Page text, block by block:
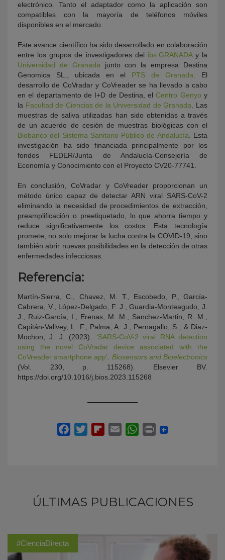
electrónico. Tanto el adaptador como la aplicación son
compatibles con la mayoría de teléfonos móviles
disponibles en el mercado.
Este avance científico ha sido desarrollado en colaboración
entre los grupos de investigadores del ibs.GRANADAy la
Universidad de Granadajunto con la empresa Destina
Genomica SL., ubicada en el PTS de Granada. El
desarrollo de CoVradar y CoVreader se ha llevado a cabo
en el departamento de I+D de Destina, elCentro Genyo y
la Facultad de Ciencias de la Universidad de Granada. Las
muestras de saliva utilizadas han sido obtenidas a través
de un acuerdo de cesión de muestras biológicas con el
Biobanco del Sistema Sanitario Público de Andalucía. Esta
investigación ha sido financiada principalmente por los
fondos FEDER/Junta de Andalucía-Consejería de
Economía y Conocimiento con el Proyecto CV20-77741.
En conclusión, CoVradar y CoVreader proporcionan un
método único capaz de detectar ARN viral SARS-CoV-2
eliminando la necesidad de procedimientos de extracción,
preamplificación o preetiquetado, lo que ahorra tiempo y
reduce significativamente los costos. Esta tecnología
promete, no solo mejorar la lucha contra la COVID-19, sino
también abrir nuevas posibilidades en la detección de otras
enfermedades infecciosas.
Referencia:
Martín-Sierra, C., Chavez, M. T., Escobedo, P., García-
Cabrera, V., López-Delgado, F. J., Guardia-Monteagudo, J.
J., Ruiz-García, I., Erenas, M. M., Sanchez-Martin, R. M.,
Capitán-Vallvey, L. F., Palma, A. J., Pernagallo, S., & Diaz-
Mochon, J. J. (2023). ‘SARS-CoV-2 viral RNA detection
using the novel CoVradar device associated with the
CoVreader smartphone app’. Biosensors and Bioelectronics
(Vol. 230, p. 115268). Elsevier BV.
https://doi.org/10.1016/j.bios.2023.115268
ÚLTIMAS PUBLICACIONES
#CienciaDirecta